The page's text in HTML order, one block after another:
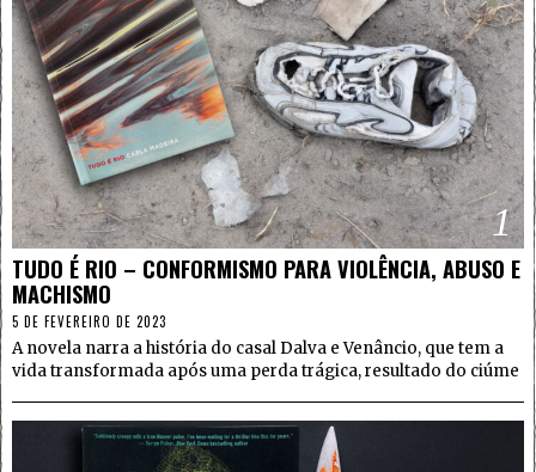
1
TUDO É RIO – CONFORMISMO PARA VIOLÊNCIA, ABUSO E
MACHISMO
5 DE FEVEREIRO DE 2023
A novela narra a história do casal Dalva e Venâncio, que tem a
vida transformada após uma perda trágica, resultado do ciúme